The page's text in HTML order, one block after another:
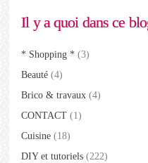
Il y a quoi dans ce
* Shopping * (3)
Beauté (4)
Brico & travaux (4)
CONTACT (1)
Cuisine (18)
DIY et tutoriels (222)